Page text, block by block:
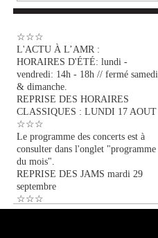
☆☆☆
L'ACTU À L’AMR :
HORAIRES D'ÉTÉ: lundi -
vendredi: 14h - 18h // fermé samedi
& dimanche.
REPRISE DES HORAIRES
CLASSIQUES : LUNDI 17 AOUT
☆☆☆
Le programme des concerts est à
consulter dans l'onglet "programme
du mois".
REPRISE DES JAMS mardi 29
septembre
☆☆☆